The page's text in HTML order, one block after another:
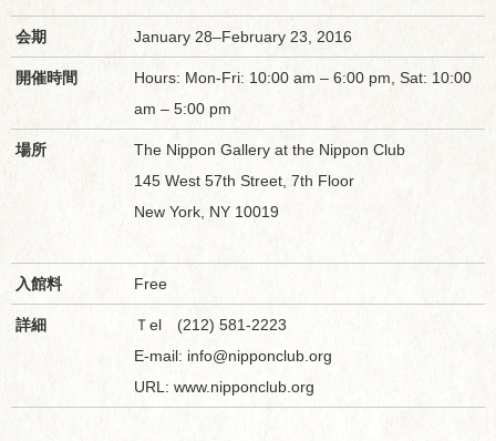
会期 January 28–February 23, 2016
開催時間
Hours: Mon-Fri: 10:00 am – 6:00 pm, Sat: 10:00
am – 5:00 pm
場所
The Nippon Gallery at the Nippon Club
145 West 57th Street, 7th Floor
New York, NY 10019
入館料 Free
詳細
Ｔel (212) 581-2223
E-mail: info@nipponclub.org
URL: www.nipponclub.org